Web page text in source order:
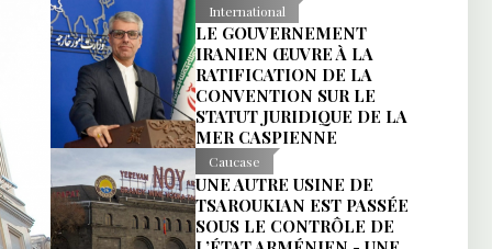
International
LE GOUVERNEMENT
IRANIEN ŒUVRE À LA
RATIFICATION DE LA
CONVENTION SUR LE
STATUT JURIDIQUE DE LA
MER CASPIENNE
Caucase
UNE AUTRE USINE DE
TSAROUKIAN EST PASSÉE
SOUS LE CONTRÔLE DE